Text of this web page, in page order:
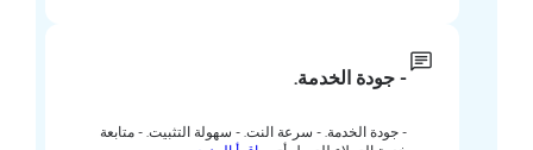
- جودة الخدمة.
- جودة الخدمة. - سرعة النت. - سهولة التثبيت. - متابعة